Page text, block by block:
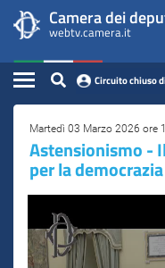
contenuto
principale
WebTV
Camera
dei
Deputati
menu
di
navigazione
Camera dei
webtv.camera.it
Home
Assemblea
Presidente
Commissioni
Eventi
Cerca
Circuito chiuso
Contenuto
Martedì 03 Marzo 2026 ore
​Astensionismo -
per la democrazia